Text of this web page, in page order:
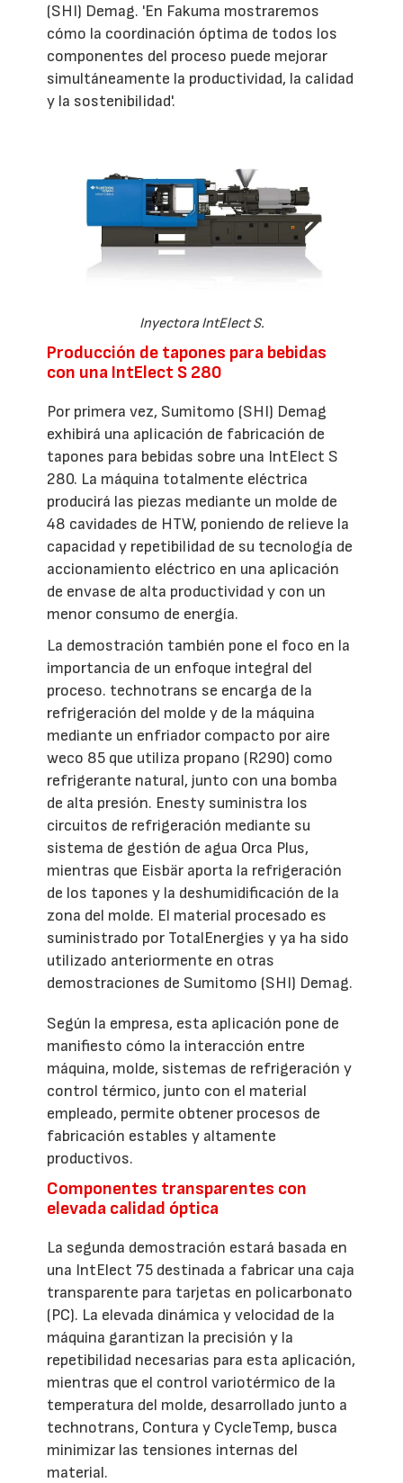
(SHI) Demag. 'En Fakuma mostraremos
cómo la coordinación óptima de todos los
componentes del proceso puede mejorar
simultáneamente la productividad, la calidad
y la sostenibilidad'.
Inyectora IntElect S.
Producción de tapones para bebidas
con una IntElect S 280
Por primera vez, Sumitomo (SHI) Demag
exhibirá una aplicación de fabricación de
tapones para bebidas sobre una IntElect S
280. La máquina totalmente eléctrica
producirá las piezas mediante un molde de
48 cavidades de HTW, poniendo de relieve la
capacidad y repetibilidad de su tecnología de
accionamiento eléctrico en una aplicación
de envase de alta productividad y con un
menor consumo de energía.
La demostración también pone el foco en la
importancia de un enfoque integral del
proceso. technotrans se encarga de la
refrigeración del molde y de la máquina
mediante un enfriador compacto por aire
weco 85 que utiliza propano (R290) como
refrigerante natural, junto con una bomba
de alta presión. Enesty suministra los
circuitos de refrigeración mediante su
sistema de gestión de agua Orca Plus,
mientras que Eisbär aporta la refrigeración
de los tapones y la deshumidificación de la
zona del molde. El material procesado es
suministrado por TotalEnergies y ya ha sido
utilizado anteriormente en otras
demostraciones de Sumitomo (SHI) Demag.
Según la empresa, esta aplicación pone de
manifiesto cómo la interacción entre
máquina, molde, sistemas de refrigeración y
control térmico, junto con el material
empleado, permite obtener procesos de
fabricación estables y altamente
productivos.
Componentes transparentes con
elevada calidad óptica
La segunda demostración estará basada en
una IntElect 75 destinada a fabricar una caja
transparente para tarjetas en policarbonato
(PC). La elevada dinámica y velocidad de la
máquina garantizan la precisión y la
repetibilidad necesarias para esta aplicación,
mientras que el control variotérmico de la
temperatura del molde, desarrollado junto a
technotrans, Contura y CycleTemp, busca
minimizar las tensiones internas del
material.